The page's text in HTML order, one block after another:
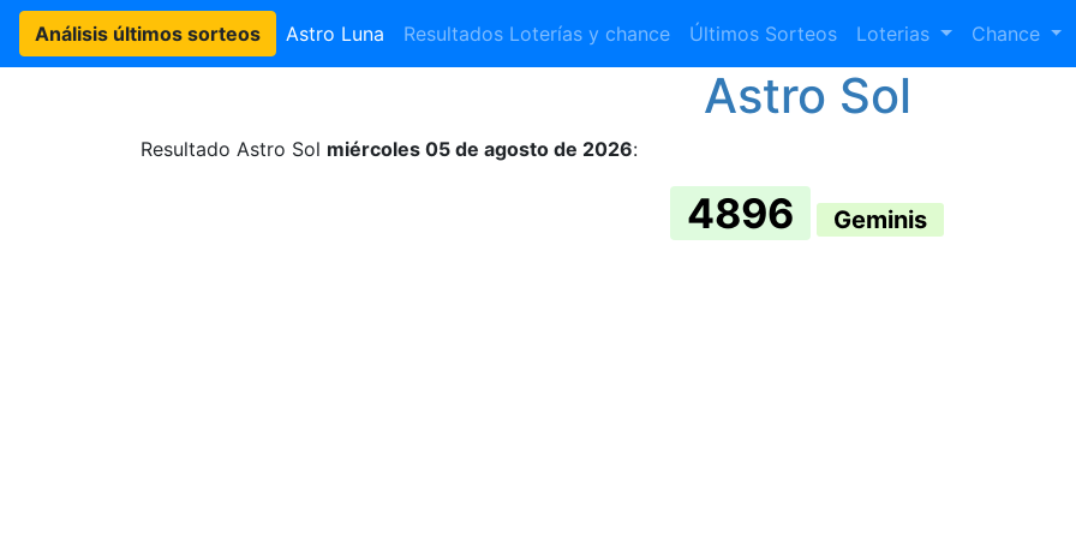
Análisis últimos sorteos Astro Luna Resultados Loterías y chance Últimos Sorteos Loterias Chance
Astro Sol
Resultado Astro Sol miércoles 05 de agosto de 2026:
4896 Geminis